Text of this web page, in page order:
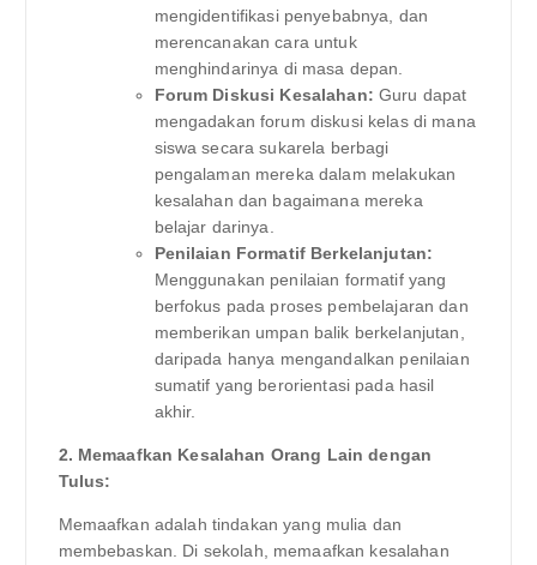
mengidentifikasi penyebabnya, dan
merencanakan cara untuk
menghindarinya di masa depan.
Forum Diskusi Kesalahan: Guru dapat
mengadakan forum diskusi kelas di mana
siswa secara sukarela berbagi
pengalaman mereka dalam melakukan
kesalahan dan bagaimana mereka
belajar darinya.
Penilaian Formatif Berkelanjutan:
Menggunakan penilaian formatif yang
berfokus pada proses pembelajaran dan
memberikan umpan balik berkelanjutan,
daripada hanya mengandalkan penilaian
sumatif yang berorientasi pada hasil
akhir.
2. Memaafkan Kesalahan Orang Lain dengan
Tulus:
Memaafkan adalah tindakan yang mulia dan
membebaskan. Di sekolah, memaafkan kesalahan